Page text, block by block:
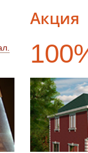
Акция